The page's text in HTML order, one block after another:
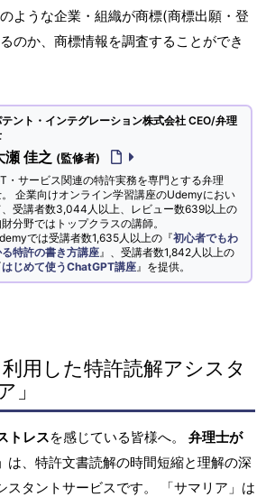
ような企業・組織が商標(商標出願・登
のか、商標情報を調査することができ
ント・インテグレーション株式会社 CEO/弁理
瀬 佳之 (監修者)
・サービス関連の特許実務を専門とする弁理
企業向けオンライン学習講座のUdemyにおい
、受講者数3,044人以上、レビュー数639以上の
分野ではトップクラスの講師。
では受講者数1,635人以上の『初心者でもわ
特許の書き方講座 』、受講者数1,842人以上の
はじめて使うChatGPT講座 』を提供。
用した特許読解アシスタ
」
トレスを感じている皆様へ。 弁理士が
は、特許文書読解の時間短縮と理解の深
スタントサービスです。 「サマリア」は